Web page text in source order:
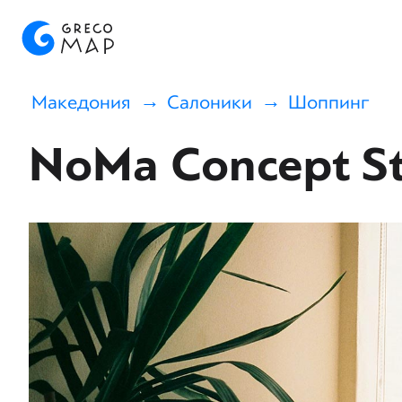
Македония Салоники Шоппинг
NoMa Concept